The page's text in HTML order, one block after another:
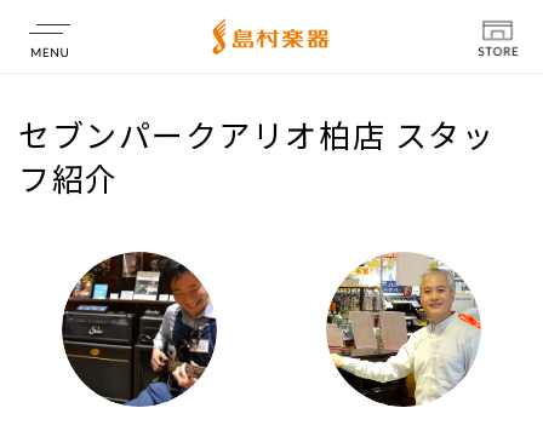
店舗情報
セブンパークアリオ柏店 スタッ
フ紹介